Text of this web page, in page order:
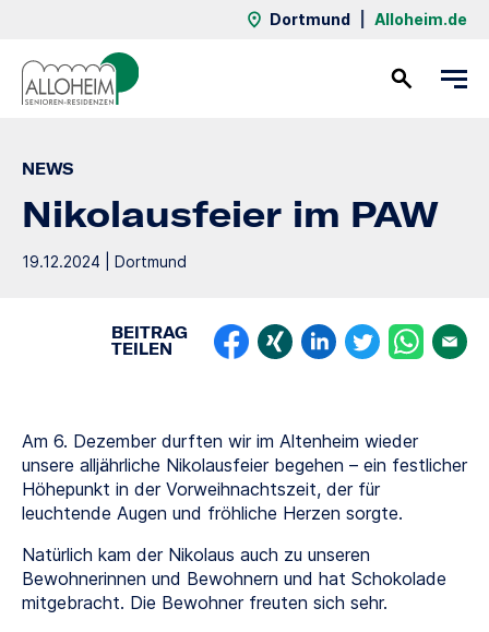
Dortmund Alloheim.de
NEWS
Nikolausfeier im PAW
19.12.2024 | Dortmund
BEITRAG
TEILEN
Am 6. Dezember durften wir im Altenheim wieder
unsere alljährliche Nikolausfeier begehen – ein festlicher
Höhepunkt in der Vorweihnachtszeit, der für
leuchtende Augen und fröhliche Herzen sorgte.
Natürlich kam der Nikolaus auch zu unseren
Bewohnerinnen und Bewohnern und hat Schokolade
mitgebracht. Die Bewohner freuten sich sehr.